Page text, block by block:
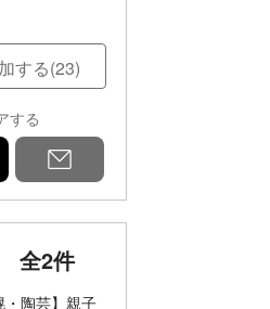
する(23)
する
全2件
・陶芸】親子